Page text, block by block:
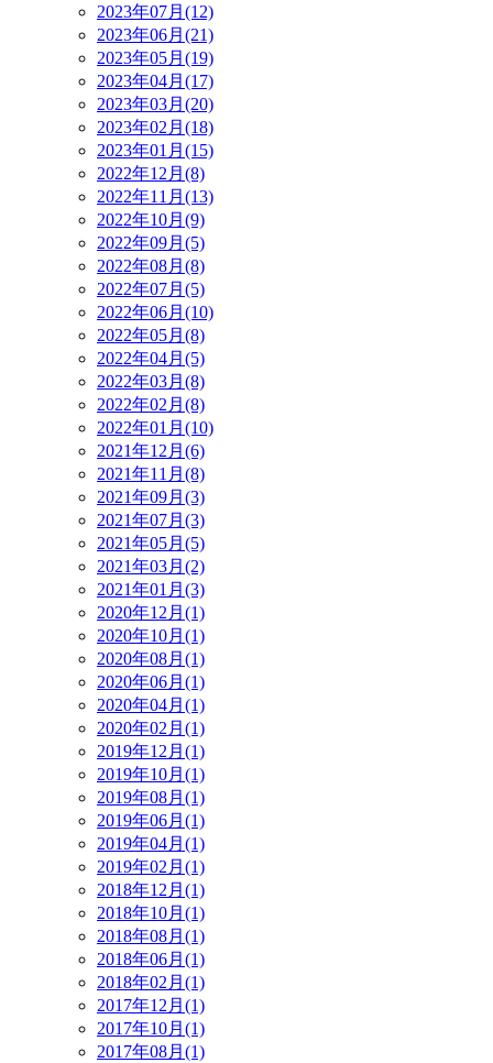
2023年07月(12)
2023年06月(21)
2023年05月(19)
2023年04月(17)
2023年03月(20)
2023年02月(18)
2023年01月(15)
2022年12月(8)
2022年11月(13)
2022年10月(9)
2022年09月(5)
2022年08月(8)
2022年07月(5)
2022年06月(10)
2022年05月(8)
2022年04月(5)
2022年03月(8)
2022年02月(8)
2022年01月(10)
2021年12月(6)
2021年11月(8)
2021年09月(3)
2021年07月(3)
2021年05月(5)
2021年03月(2)
2021年01月(3)
2020年12月(1)
2020年10月(1)
2020年08月(1)
2020年06月(1)
2020年04月(1)
2020年02月(1)
2019年12月(1)
2019年10月(1)
2019年08月(1)
2019年06月(1)
2019年04月(1)
2019年02月(1)
2018年12月(1)
2018年10月(1)
2018年08月(1)
2018年06月(1)
2018年02月(1)
2017年12月(1)
2017年10月(1)
2017年08月(1)